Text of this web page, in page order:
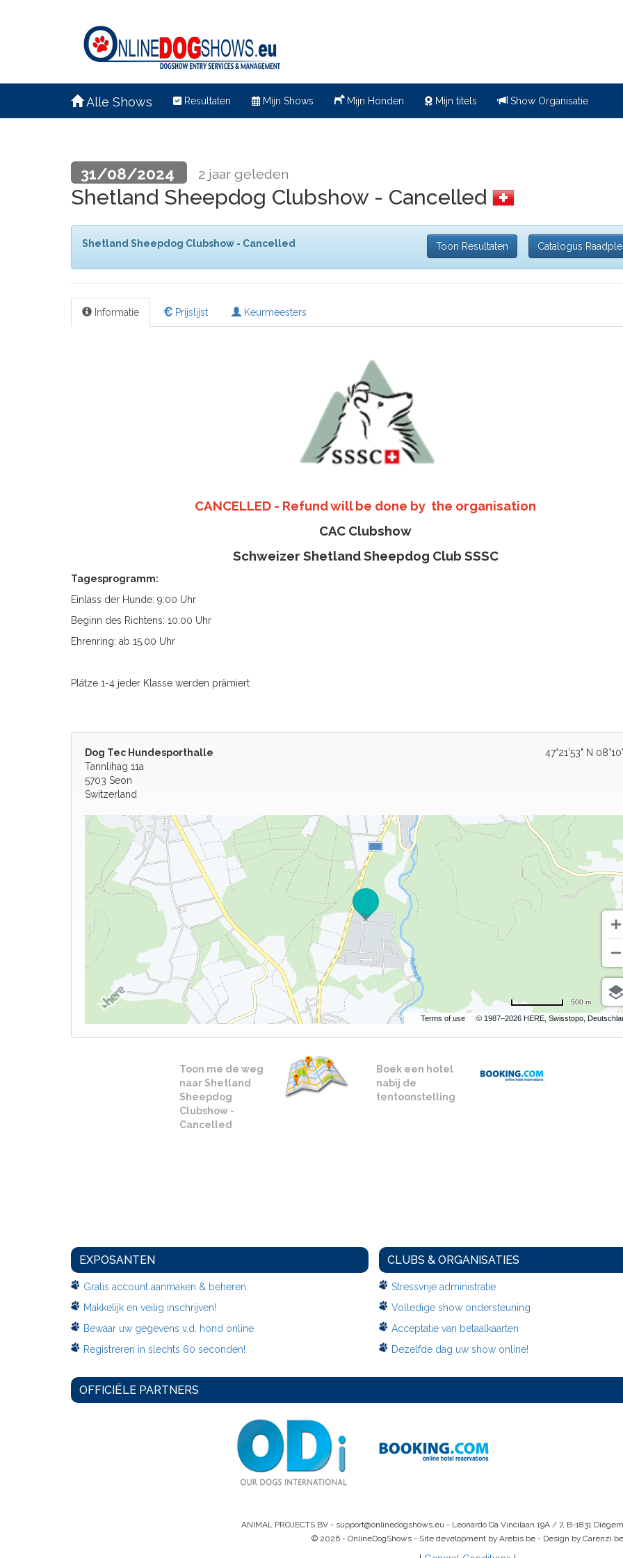
Alle Shows Resultaten Mijn Shows Mijn Honden Mijn titels Show Organisatie
31/08/2024 2 jaar geleden
Shetland Sheepdog Clubshow - Cancelled
Shetland Sheepdog Clubshow - Cancelled Toon Resultaten Catalogus
Informatie Prijslijst Keurmeesters
CANCELLED - Refund will be done by the organisation
CAC Clubshow
Schweizer Shetland Sheepdog Club SSSC
Tagesprogramm:
Einlass der Hunde: 9:00 Uhr
Beginn des Richtens: 10:00 Uhr
Ehrenring: ab 15.00 Uhr
Plätze 1-4 jeder Klasse werden prämiert
47°21'53" N
Dog Tec Hundesporthalle
Tannlihag 11a
5703 Seon
Switzerland
Terms of use © 1987–2026 HERE, Swisstopo,
500 m
Toon me de weg
naar Shetland
Sheepdog
Clubshow -
Cancelled
Boek een hotel
nabij de
tentoonstelling
EXPOSANTEN
Gratis account aanmaken & beheren.
Makkelijk en veilig inschrijven!
Bewaar uw gegevens v.d. hond online.
Registreren in slechts 60 seconden!
CLUBS & ORGANISATIES
Stressvrije administratie
Volledige show ondersteuning
Acceptatie van betaalkaarten
Dezelfde dag uw show online!
OFFICIËLE PARTNERS
ANIMAL PROJECTS BV - support@onlinedogshows.eu- Leonardo Da Vincilaan 19A / 7, B-1831
© 2026 - OnlineDogShows - Site development by Arebis.be - Design by Carenzi.be